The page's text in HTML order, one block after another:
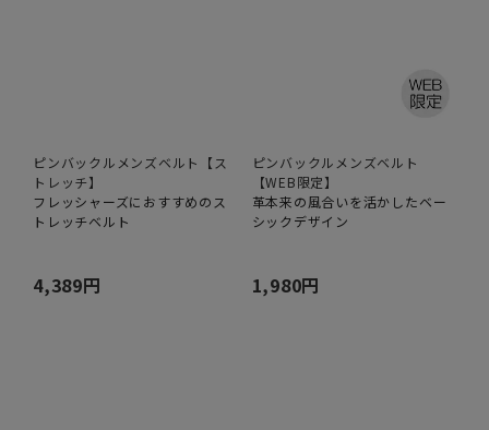
ピンバックルメンズベルト【ス
トレッチ】
フレッシャーズにおすすめのス
トレッチベルト
4,389円
ピンバックルメンズベルト
【WEB限定】
革本来の風合いを活かしたベー
シックデザイン
1,980円